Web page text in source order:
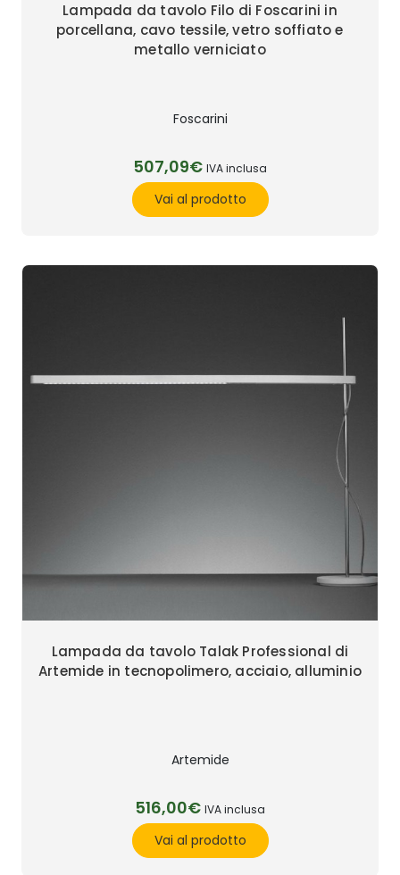
Lampada da tavolo Filo di Foscarini in
porcellana, cavo tessile, vetro soffiato e
metallo verniciato
Foscarini
507,09€ IVA inclusa
Vai al prodotto
Lampada da tavolo Talak Professional di
Artemide in tecnopolimero, acciaio, alluminio
Artemide
516,00€ IVA inclusa
Vai al prodotto